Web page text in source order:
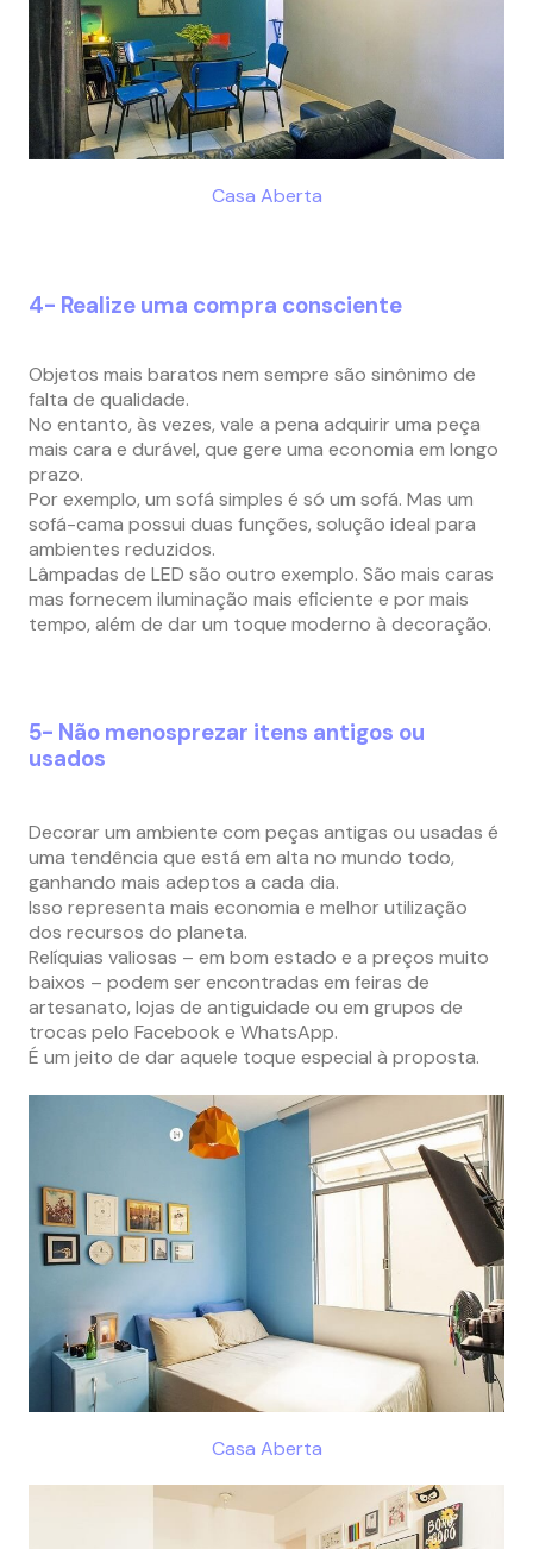
Casa Aberta
4- Realize uma compra consciente
Objetos mais baratos nem sempre são sinônimo de
falta de qualidade.
No entanto, às vezes, vale a pena adquirir uma peça
mais cara e durável, que gere uma economia em longo
prazo.
Por exemplo, um sofá simples é só um sofá. Mas um
sofá-cama possui duas funções, solução ideal para
ambientes reduzidos.
Lâmpadas de LED são outro exemplo. São mais caras
mas fornecem iluminação mais eficiente e por mais
tempo, além de dar um toque moderno à decoração.
5- Não menosprezar itens antigos ou
usados
Decorar um ambiente com peças antigas ou usadas é
uma tendência que está em alta no mundo todo,
ganhando mais adeptos a cada dia.
Isso representa mais economia e melhor utilização
dos recursos do planeta.
Relíquias valiosas – em bom estado e a preços muito
baixos – podem ser encontradas em feiras de
artesanato, lojas de antiguidade ou em grupos de
trocas pelo Facebook e WhatsApp.
É um jeito de dar aquele toque especial à proposta.
Casa Aberta